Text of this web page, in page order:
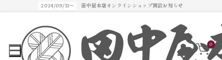
2024/09/11～ 田中屋本店オンラインショップ開設お知らせ
0